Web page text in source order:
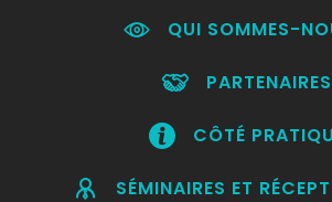
QUI SOMMES-
PARTENAIRES
CÔTÉ
SÉMINAIRES ET